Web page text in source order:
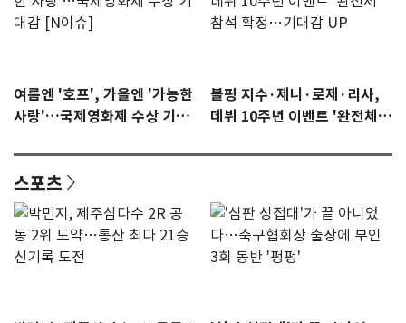
여름엔 '호프', 가을엔 '가능한
사랑'…국제영화제 수상 기대
블핑 지수·제니·로제·리사,
데뷔 10주년 이벤트 '완전체'
스포츠